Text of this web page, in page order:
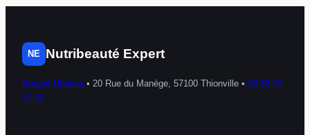
NE Nutribeauté Expert
Beauté Urbaine • 20 Rue du Manège, 57100 Thionville • 03 82 53
51 53